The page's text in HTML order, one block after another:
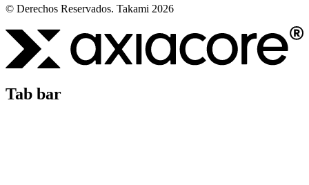
© Derechos Reservados. Takami 2026
Tab bar